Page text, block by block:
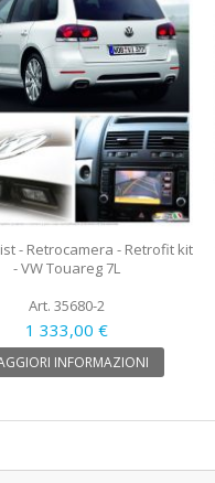
- Retrocamera - Retrofit kit
- VW Touareg 7L
Art. 35680-2
1 333,00 €
INFORMAZIONI